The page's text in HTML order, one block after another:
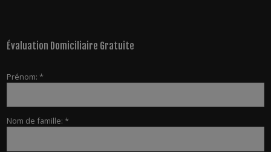
Évaluation Domiciliaire Gratuite
Prénom: *
Nom de famille: *